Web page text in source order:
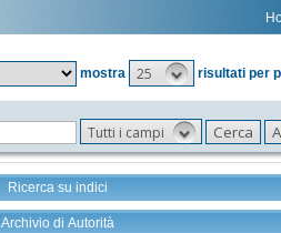
mostra
25 risultati per
Tutti i campi
Ricerca su indici
Archivio di Autorità